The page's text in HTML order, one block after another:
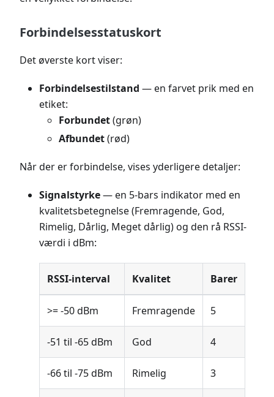
Forbindelsesstatuskort
Det øverste kort viser:
Forbindelsestilstand — en farvet prik med en
etiket:
Forbundet(grøn)
Afbundet(rød)
Når der er forbindelse, vises yderligere detaljer:
Signalstyrke— en 5-bars indikator med en
kvalitetsbetegnelse (Fremragende, God,
Rimelig, Dårlig, Meget dårlig) og den rå RSSI-
værdi i dBm:
RSSI-interval Kvalitet Barer
>= -50 dBm Fremragende 5
-51 til -65 dBm God 4
-66 til -75 dBm Rimelig 3